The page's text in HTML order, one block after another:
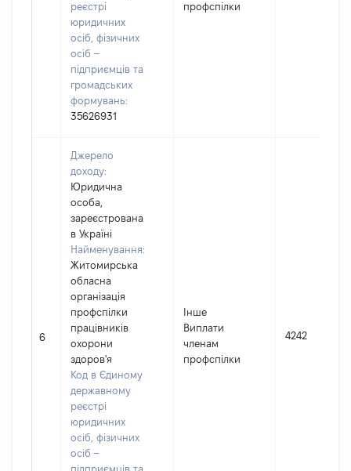
реєстрі
юридичних
осіб, фізичних
осіб –
підприємців та
громадських
формувань:
35626931
профспілки
6
Джерело
доходу:
Юридична
особа,
зареєстрована
в Україні
Найменування:
Житомирська
обласна
організація
профспілки
працівників
охорони
здоров'я
Код в Єдиному
державному
реєстрі
юридичних
осіб, фізичних
осіб –
підприємців та
Інше
Виплати
членам
профспілки
4242